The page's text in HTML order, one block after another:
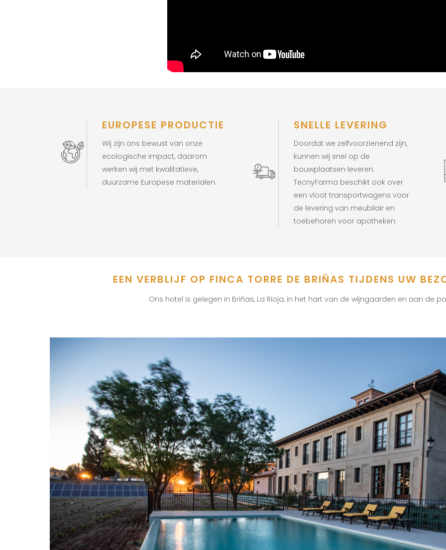
EUROPESE PRODUCTIE
Wij zijn ons bewust van onze
ecologische impact, daarom
werken wij met kwalitatieve,
duurzame Europese materialen.
SNELLE LEVERING
Doordat we zelfvoorzienend zijn,
kunnen wij snel op de
bouwplaatsen leveren.
TecnyFarma beschikt ook over
een vloot transportwagens voor
de levering van meubilair en
toebehoren voor apotheken.
EEN VERBLIJF OP FINCA TORRE DE BRIÑAS TIJDENS UW
Ons hotel is gelegen in Briñas, La Rioja, in het hart van de wijngaarden en aan de